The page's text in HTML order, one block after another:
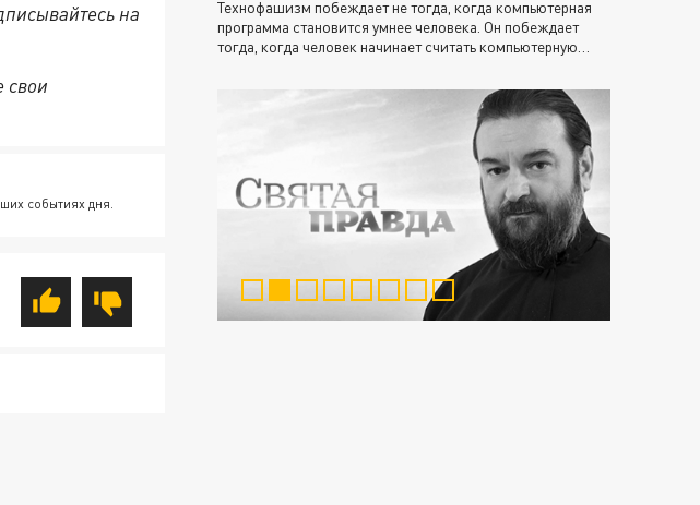
на
свои
событиях дня.
Технофашизм побеждает не тогда, когда компьютерная
программа становится умнее человека. Он побеждает
тогда, когда человек начинает считать компьютерную